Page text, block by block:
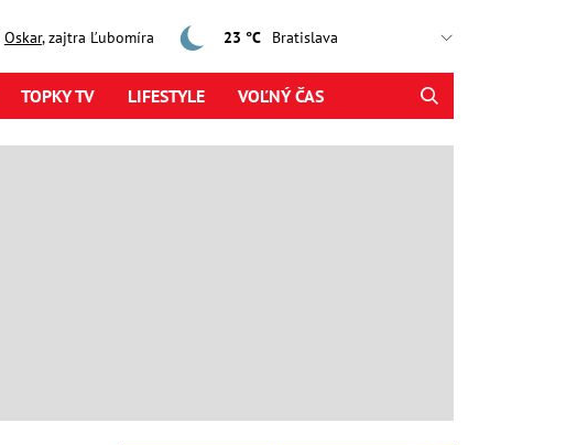
Oskar, zajtra Ľubomíra 23 °C
TOPKY TV LIFESTYLE VOĽNÝ ČAS